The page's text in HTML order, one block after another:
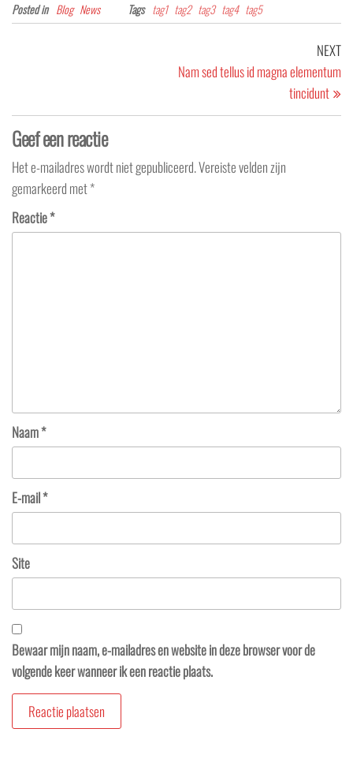
Posted in Blog News Tags tag1 tag2 tag3 tag4 tag5
NEXT
Nam sed tellus id magna elementum
tincidunt
Geef een reactie
Het e-mailadres wordt niet gepubliceerd.Vereiste velden zijn
gemarkeerd met*
Reactie*
Naam*
E-mail*
Site
Bewaar mijn naam, e-mailadres en website in deze browser voor de
volgende keer wanneer ik een reactie plaats.